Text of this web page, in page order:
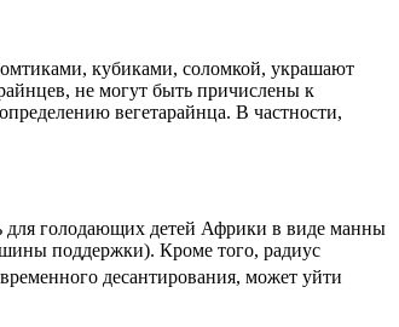
кубиками, соломкой, украшают
не могут быть причислены к
вегетарайнца. В частности,
для голодающих детей Африки в виде манны
поддержки). Кроме того, радиус
десантирования, может уйти